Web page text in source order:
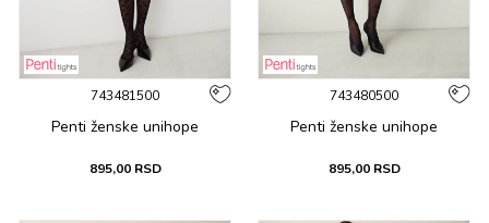
743481500
Penti ženske unihope
895,00 RSD
743480500
Penti ženske unihope
895,00 RSD